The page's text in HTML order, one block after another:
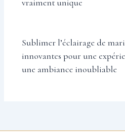
vraiment unique
Sublimer l’éclairage de
innovantes pour une
une ambiance inoubliable